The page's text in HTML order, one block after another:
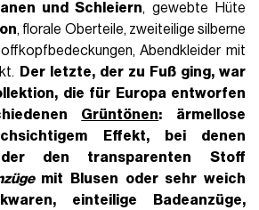
und Schleiern, gewebte Hüte
, florale Oberteile, zweiteilige silberne
Abendkleider mit
Der letzte, der zu Fuß ging, war
die für Europa entworfen
Grüntönen: ärmellose
Effekt, bei denen
den transparenten Stoff
mit Blusen oder sehr weich
einteilige Badeanzüge,